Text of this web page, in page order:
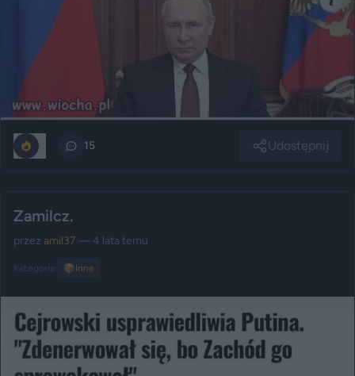
15 Udostępnij
Zamilcz.
przez amil37 — 4 lata temu
Kategoria: 📦 Inne